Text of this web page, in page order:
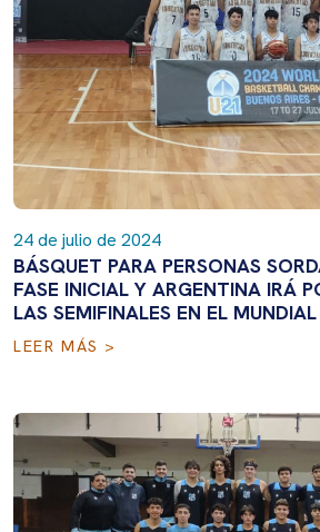
24 de julio de 2024
BÁSQUET PARA PERSONAS
FASE INICIAL Y ARGENTINA IRÁ
LAS SEMIFINALES EN EL
LEER MÁS >